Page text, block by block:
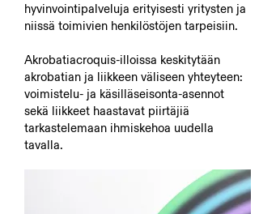
hyvinvointipalveluja erityisesti yritysten ja
niissä toimivien henkilöstöjen tarpeisiin.
Akrobatiacroquis-illoissa keskitytään
akrobatian ja liikkeen väliseen yhteyteen:
voimistelu- ja käsilläseisonta-asennot
sekä liikkeet haastavat piirtäjiä
tarkastelemaan ihmiskehoa uudella
tavalla.